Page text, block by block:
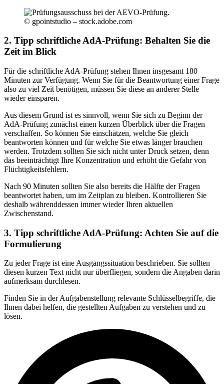
© gpointstudio – stock.adobe.com
2. Tipp schriftliche AdA-Prüfung: Behalten Sie die
Zeit im Blick
Für die schriftliche AdA-Prüfung stehen Ihnen insgesamt 180
Minuten zur Verfügung. Wenn Sie für die Beantwortung einer Frage
also zu viel Zeit benötigen, müssen Sie diese an anderer Stelle
wieder einsparen.
Aus diesem Grund ist es sinnvoll, wenn Sie sich zu Beginn der
AdA-Prüfung zunächst einen kurzen Überblick über die Fragen
verschaffen. So können Sie einschätzen, welche Sie gleich
beantworten können und für welche Sie etwas länger brauchen
werden. Trotzdem sollten Sie sich nicht unter Druck setzen, denn
das beeinträchtigt Ihre Konzentration und erhöht die Gefahr von
Flüchtigkeitsfehlern.
Nach 90 Minuten sollten Sie also bereits die Hälfte der Fragen
beantwortet haben, um im Zeitplan zu bleiben. Kontrollieren Sie
deshalb währenddessen immer wieder Ihren aktuellen
Zwischenstand.
3. Tipp schriftliche AdA-Prüfung: Achten Sie auf die
Formulierung
Zu jeder Frage ist eine Ausgangssituation beschrieben. Sie sollten
diesen kurzen Text nicht nur überfliegen, sondern die Angaben darin
aufmerksam durchlesen.
Finden Sie in der Aufgabenstellung relevante Schlüsselbegriffe, die
Ihnen dabei helfen, die gestellten Aufgaben zu verstehen und zu
lösen.